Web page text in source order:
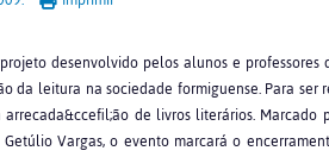
desenvolvido pelos alunos e
da leitura na sociedade formiguense. Para ser
de livros literários.
Vargas, o evento marcará o